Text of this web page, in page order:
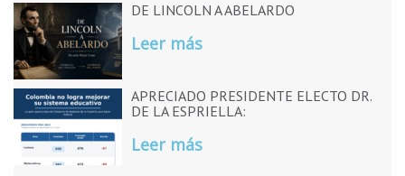
DE LINCOLN A ABELARDO
Leer más
APRECIADO PRESIDENTE ELECTO DR.
DE LA ESPRIELLA:
Leer más